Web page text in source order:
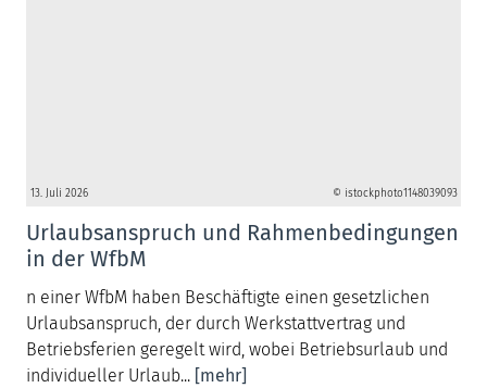
13. Juli 2026 © istockphoto1148039093
Urlaubsanspruch und Rahmenbedingungen
in der WfbM
n einer WfbM haben Beschäftigte einen gesetzlichen
Urlaubsanspruch, der durch Werkstattvertrag und
Betriebsferien geregelt wird, wobei Betriebsurlaub und
individueller Urlaub... [mehr]